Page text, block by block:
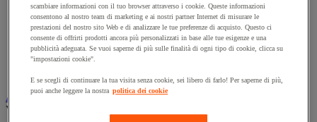
Archiviazione orizzontale
Archiviazione per cartelle sospese
Armadio
Armadio per ufficio
Carrello da ufficio
Audiovisivi
Vedi tutte le categorie
scambiare informazioni con il tuo browser attraverso i cookie. Queste informazioni
consentono al nostro team di marketing e ai nostri partner Internet di misurare le
prestazioni del nostro sito Web e di analizzare le tue preferenze di acquisto. Questo ci
consente di offrirti prodotti ancora più personalizzati in base alle tue esigenze e una
pubblicità adeguata. Se vuoi saperne di più sulle finalità di ogni tipo di cookie, clicca su
"impostazioni cookie".
E se scegli di continuare la tua visita senza cookie, sei libero di farlo! Per saperne di più,
puoi anche leggere la nostra politica dei cookie